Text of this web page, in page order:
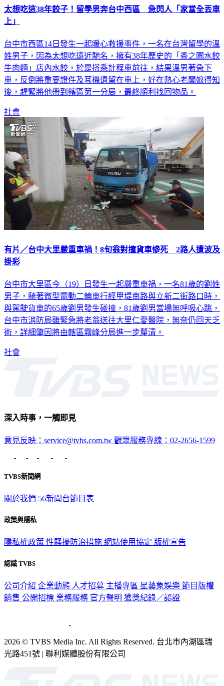
太想吃這38年餃子！留學男奔台中西區 急閃人「家當全丟車
上」
台中市西區14日發生一起暖心救援事件，一名在台灣留學的溫
姓男子，因為太想吃遠近馳名，擁有38年歷史的「香之園水餃
牛肉麵」店內水餃，於是搭乘計程車前往，結果溫男著急下
車，反倒將重要證件及耳機遺留在車上，好在熱心老闆娘得知
後，趕緊將他帶到轄區第一分局，最終順利找回物品。
社會
有片／台中大里嚴重車禍！8旬翁對撞貨車慘死 2路人遭波及
掛彩
台中市大里區今（19）日發生一起嚴重車禍，一名81歲的劉姓
男子，騎著微型電動二輪車行經甲堤南路與立新二街路口時，
與駕駛貨車的65歲劉男發生碰撞，81歲劉男當場無呼吸心跳，
台中市消防局雖緊急將老翁送往大里仁愛醫院，無奈仍回天乏
術，詳細肇因將由轄區霧峰分局進一步釐清。
社會
深入時事，一觸即見
意見反映：service@tvbs.com.tw 觀眾服務專線：02-2656-1599
TVBS新聞網
關於我們 56新聞台節目表
政策與隱私
隱私權政策 性騷擾防治措施 網站使用協定 版權宣告
認識 TVBS
公司介紹 企業動態 人才招募 主播專區 星藝象娛樂 節目版權
銷售 公開招標 業務服務 官方聲明 獲獎紀錄／認證
2026 © TVBS Media Inc. All Rights Reserved. 台北市內湖區瑞
光路451號 | 聯利媒體股份有限公司